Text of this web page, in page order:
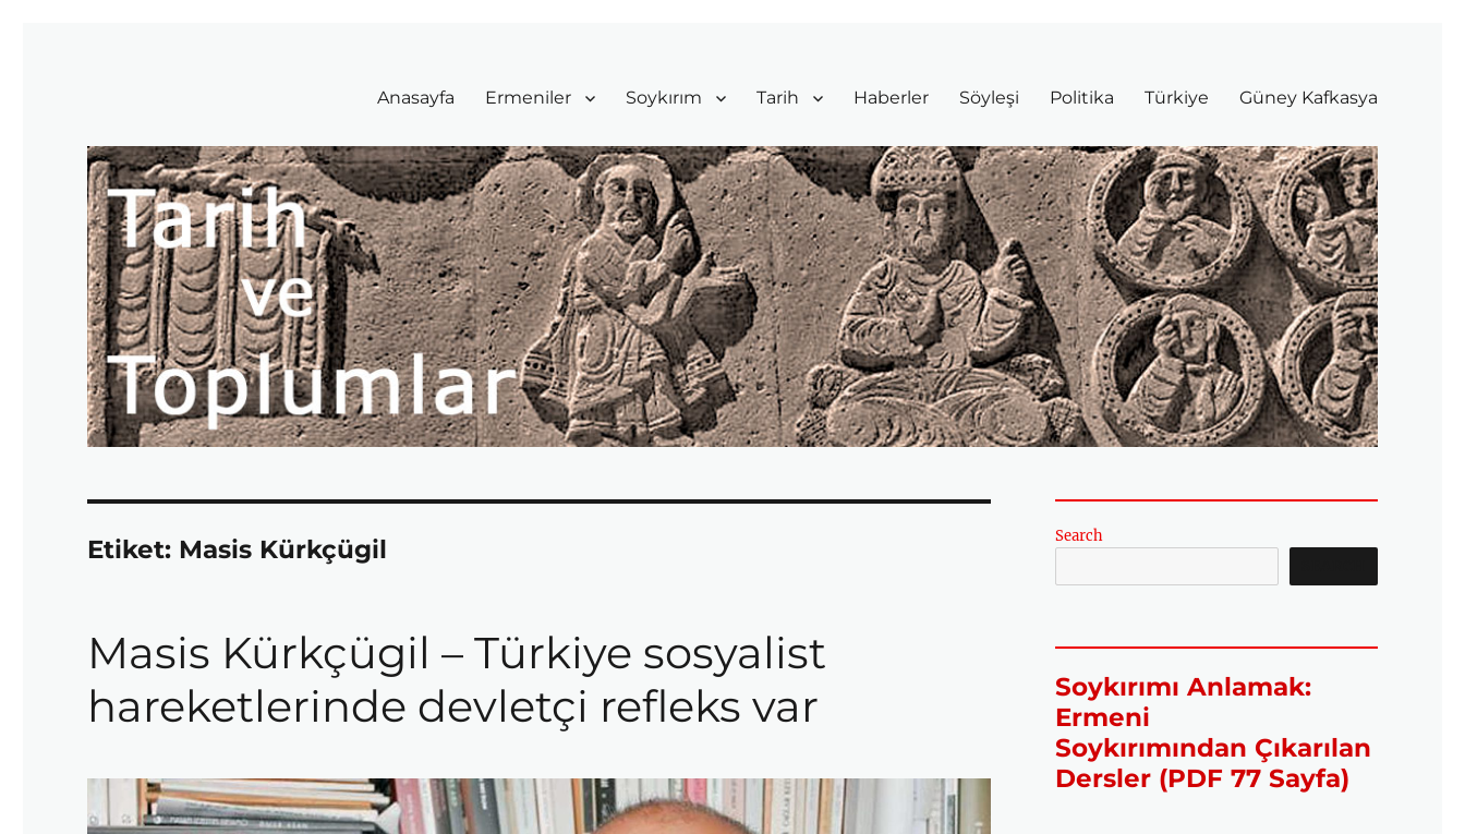
Tarih ve ToplumlarAnasayfa Ermeniler Soykırım Tarih Haberler Söyleşi Politika Türkiye Güney Kafkasya
Etiket: Masis Kürkçügil
Masis Kürkçügil – Türkiye sosyalist
hareketlerinde devletçi refleks var
Search
Soykırımı Anlamak:
Ermeni
Soykırımından Çıkarılan
Dersler (PDF 77 Sayfa)